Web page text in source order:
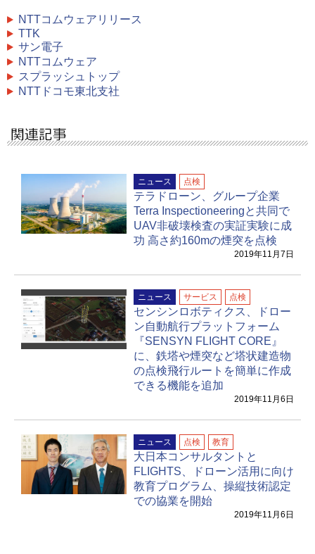
NTTコムウェアリリース
TTK
サン電子
NTTコムウェア
スプラッシュトップ
NTTドコモ東北支社
ニュース 点検
テラドローン、グループ企業
Terra Inspectioneeringと共同で
UAV非破壊検査の実証実験に成
功 高さ約160mの煙突を点検
2019年11月7日
ニュース サービス 点検
センシンロボティクス、ドロー
ン自動航行プラットフォーム
『SENSYN FLIGHT CORE』
に、鉄塔や煙突など塔状建造物
の点検飛行ルートを簡単に作成
できる機能を追加
2019年11月6日
ニュース 点検 教育
大日本コンサルタントと
FLIGHTS、ドローン活用に向け
教育プログラム、操縦技術認定
での協業を開始
2019年11月6日